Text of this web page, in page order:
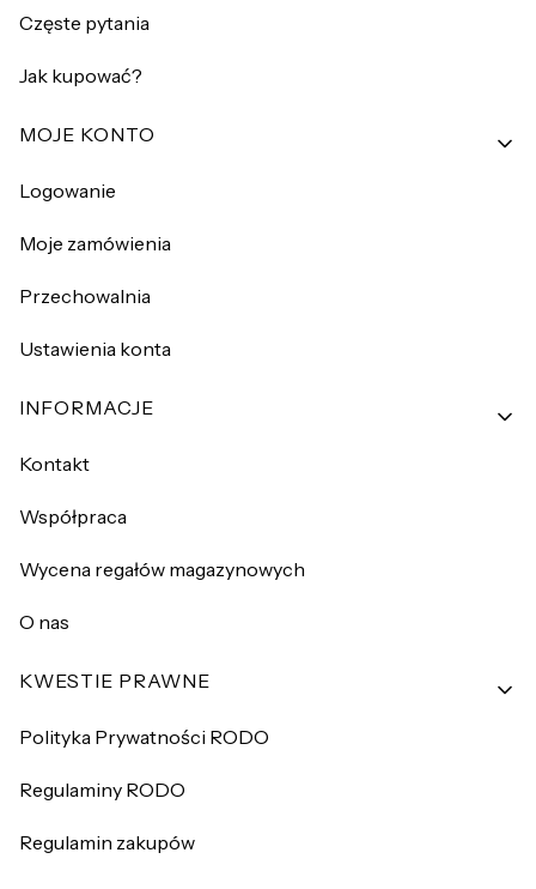
Częste pytania
Jak kupować?
MOJE KONTO
Logowanie
Moje zamówienia
Przechowalnia
Ustawienia konta
INFORMACJE
Kontakt
Współpraca
Wycena regałów magazynowych
O nas
KWESTIE PRAWNE
Polityka Prywatności RODO
Regulaminy RODO
Regulamin zakupów